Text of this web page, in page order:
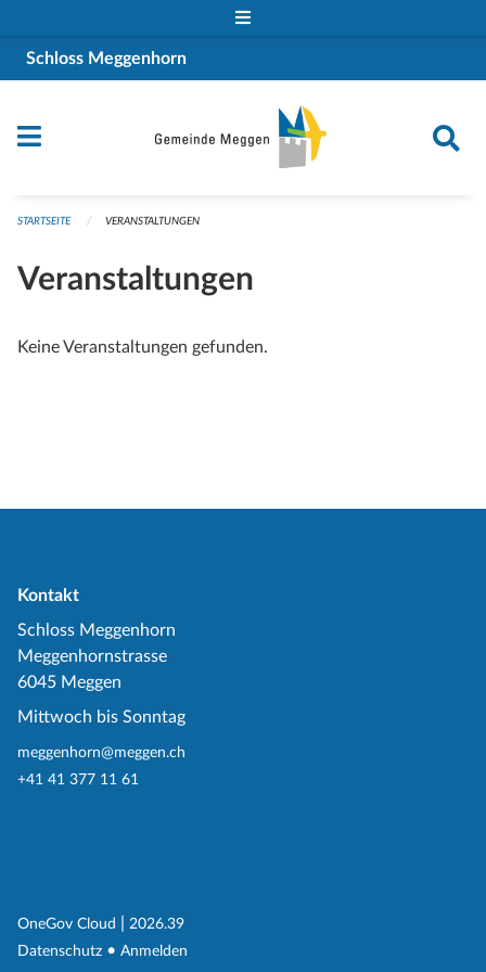
Schloss Meggenhorn
STARTSEITE VERANSTALTUNGEN
Veranstaltungen
Keine Veranstaltungen gefunden.
Kontakt
Schloss Meggenhorn
Meggenhornstrasse
6045 Meggen
Mittwoch bis Sonntag
meggenhorn@meggen.ch
+41 41 377 11 61
OneGov Cloud (External Link)
2026.39
Datenschutz (External Link)
Anmelden